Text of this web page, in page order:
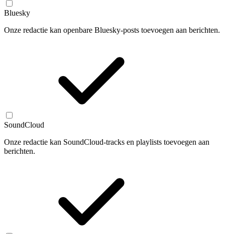
Bluesky
Onze redactie kan openbare Bluesky-posts toevoegen aan berichten.
SoundCloud
Onze redactie kan SoundCloud-tracks en playlists toevoegen aan
berichten.